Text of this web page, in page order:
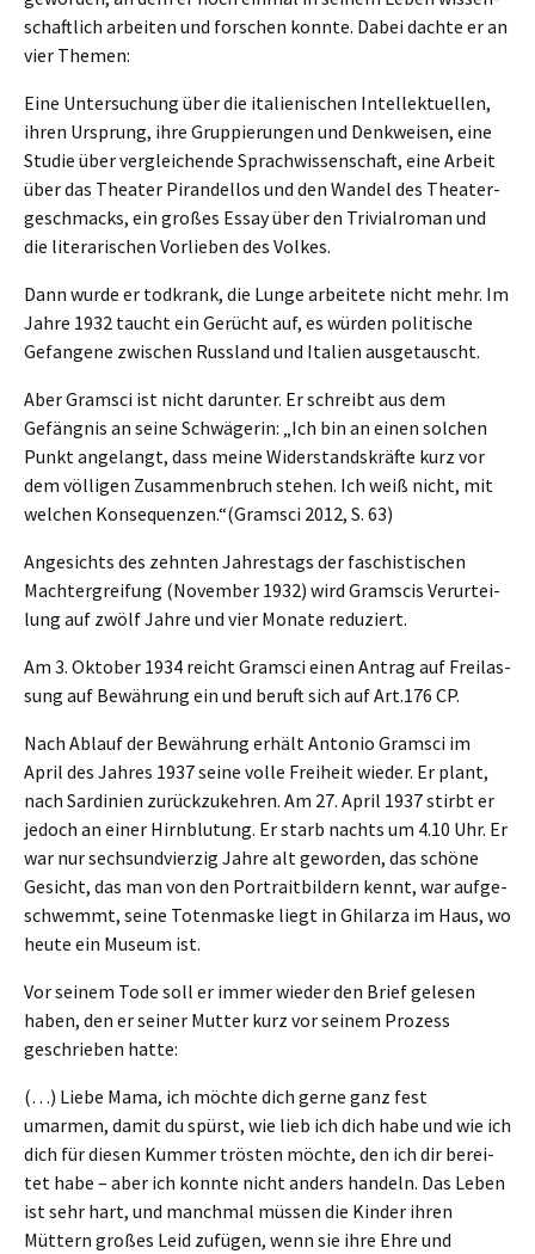
schaft­lich arbei­ten und forschen konnte. Dabei dachte er an
vier Themen:
Eine Unter­su­chung über die italie­ni­schen Intel­lek­tu­el­len,
ihren Ursprung, ihre Gruppie­run­gen und Denkwei­sen, eine
Studie über verglei­chen­de Sprach­wis­sen­schaft, eine Arbeit
über das Theater Piran­del­los und den Wandel des Theater­
ge­schmacks, ein großes Essay über den Trivi­al­ro­man und
die litera­ri­schen Vorlie­ben des Volkes.
Dann wurde er todkrank, die Lunge arbei­te­te nicht mehr. Im
Jahre 1932 taucht ein Gerücht auf, es würden politi­sche
Gefan­ge­ne zwischen Russland und Itali­en ausgetauscht.
Aber Gramsci ist nicht darun­ter. Er schreibt aus dem
Gefäng­nis an seine Schwä­ge­rin: „Ich bin an einen solchen
Punkt angelangt, dass meine Wider­stands­kräf­te kurz vor
dem völli­gen Zusam­men­bruch stehen. Ich weiß nicht, mit
welchen Konsequenzen.“(Gramsci 2012, S. 63)
Angesichts des zehnten Jahres­tags der faschis­ti­schen
Macht­er­grei­fung (Novem­ber 1932) wird Gramscis Verur­tei­
lung auf zwölf Jahre und vier Monate reduziert.
Am 3. Oktober 1934 reicht Gramsci einen Antrag auf Freilas­
sung auf Bewäh­rung ein und beruft sich auf Art.176 CP.
Nach Ablauf der Bewäh­rung erhält Antonio Gramsci im
April des Jahres 1937 seine volle Freiheit wieder. Er plant,
nach Sardi­ni­en zurück­zu­keh­ren. Am 27. April 1937 stirbt er
jedoch an einer Hirnblu­tung. Er starb nachts um 4.10 Uhr. Er
war nur sechs­und­vier­zig Jahre alt gewor­den, das schöne
Gesicht, das man von den Portrait­bil­dern kennt, war aufge­
schwemmt, seine Toten­mas­ke liegt in Ghilar­za im Haus, wo
heute ein Museum ist.
Vor seinem Tode soll er immer wieder den Brief gelesen
haben, den er seiner Mutter kurz vor seinem Prozess
geschrie­ben hatte:
(…) Liebe Mama, ich möchte dich gerne ganz fest
umarmen, damit du spürst, wie lieb ich dich habe und wie ich
dich für diesen Kummer trösten möchte, den ich dir berei­
tet habe – aber ich konnte nicht anders handeln. Das Leben
ist sehr hart, und manch­mal müssen die Kinder ihren
Müttern großes Leid zufügen, wenn sie ihre Ehre und